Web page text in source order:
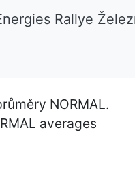
Rallye
NORMAL.
averages